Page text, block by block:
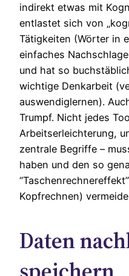
indirekt etwas mit
entlastet sich von
Tätigkeiten (Wörter in
einfaches
und hat so
wichtige Denkarbeit
auswendiglernen).
Trumpf. Nicht jedes
Arbeitserleichterung,
zentrale Begriffe –
haben und den so
Kopfrechnen)
Daten